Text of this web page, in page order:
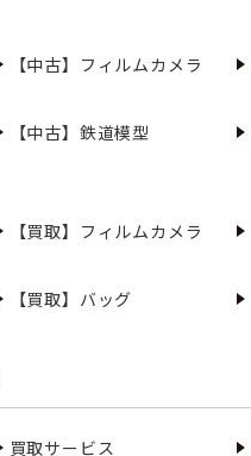
【中古】フィルムカメラ
【中古】鉄道模型
【買取】フィルムカメラ
【買取】バッグ
買取サービス